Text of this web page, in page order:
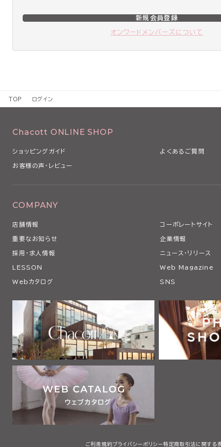
新規会員登録
オンワードメンバーズについて
TOP ログイン
Chacott ONLINE SHOP
ショッピングガイド よくあるご質問
お客様の声・レビュー
COMPANY
店舗情報 コーポレートサイト
重要なお知らせ 企業情報
採用・求人情報 ニュース・リリース
LESSON Web Magazine
Webカタログ SNS
ご利用規約プライバシーポリシー 特定商取引法に関する